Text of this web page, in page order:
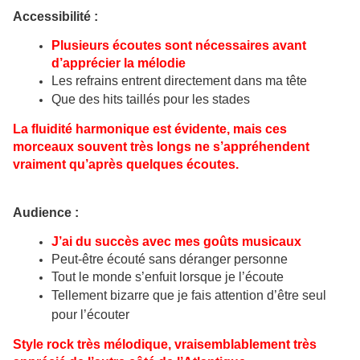
Accessibilité :
Plusieurs écoutes sont nécessaires avant
d’apprécier la mélodie
Les refrains entrent directement dans ma tête
Que des hits taillés pour les stades
La fluidité harmonique est évidente, mais ces
morceaux souvent très longs ne s’appréhendent
vraiment qu’après quelques écoutes.
Audience :
J’ai du succès avec mes goûts musicaux
Peut-être écouté sans déranger personne
Tout le monde s’enfuit lorsque je l’écoute
Tellement bizarre que je fais attention d’être seul
pour l’écouter
Style rock très mélodique, vraisemblablement très